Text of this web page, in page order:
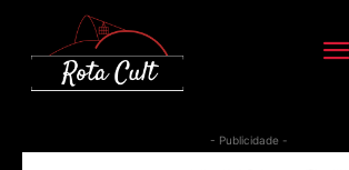
- Publicidade -